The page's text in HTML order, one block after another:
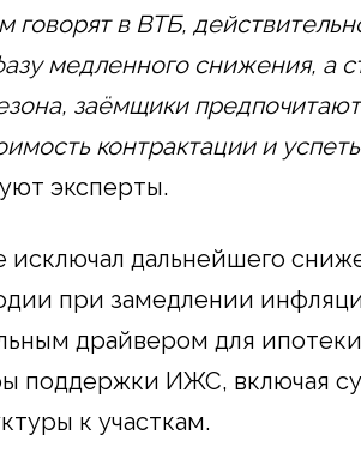
говорят в ВТБ,
медленного снижения, а
заёмщики
контрактации и
эксперты.
дальнейшего
при замедлении
драйвером для
поддержки ИЖС, включая
к участкам.